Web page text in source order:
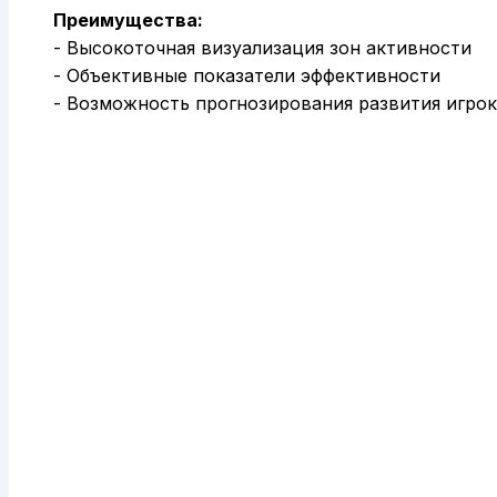
Преимущества:
- Высокоточная визуализация зон активности
- Объективные показатели эффективности
- Возможность прогнозирования развития